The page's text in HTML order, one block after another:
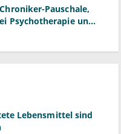
Pauschale,
Psychotherapie und
Lebensmittel sind